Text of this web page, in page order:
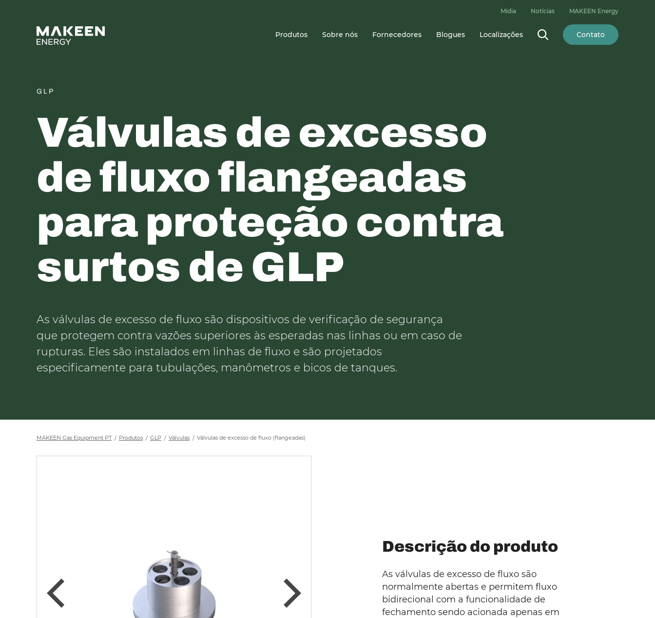
Produtos Sobre nós Fornecedores Blogues Localizações Contato
Mídia Notícias MAKEEN Energy
GLP
Válvulas de excesso
de fluxo flangeadas
para proteção contra
surtos de GLP
As válvulas de excesso de fluxo são dispositivos de verificação de segurança
que protegem contra vazões superiores às esperadas nas linhas ou em caso de
rupturas. Eles são instalados em linhas de fluxo e são projetados
especificamente para tubulações, manômetros e bicos de tanques.
MAKEEN Gas Equipment PT Produtos GLP Válvulas Válvulas de excesso de fluxo (flangeadas)
Descrição do produto
As válvulas de excesso de fluxo são
normalmente abertas e permitem fluxo
bidirecional com a funcionalidade de
fechamento sendo acionada apenas em